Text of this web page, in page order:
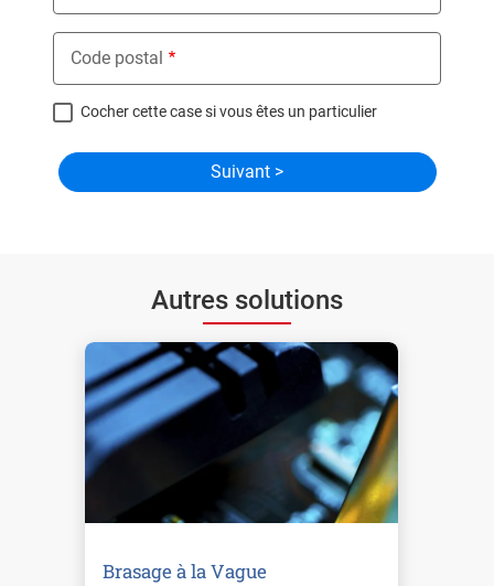
Code postal
Cocher cette case si vous êtes un particulier
Autres solutions
Brasage à la Vague